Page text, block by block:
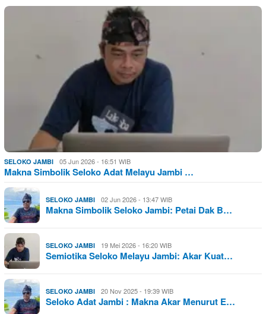
SELOKO JAMBI 05 Jun 2026 - 16:51 WIB
Makna Simbolik Seloko Adat Melayu Jambi …
SELOKO JAMBI 02 Jun 2026 - 13:47 WIB
Makna Simbolik Seloko Jambi: Petai Dak B…
SELOKO JAMBI 19 Mei 2026 - 16:20 WIB
Semiotika Seloko Melayu Jambi: Akar Kuat…
SELOKO JAMBI 20 Nov 2025 - 19:39 WIB
Seloko Adat Jambi : Makna Akar Menurut E…